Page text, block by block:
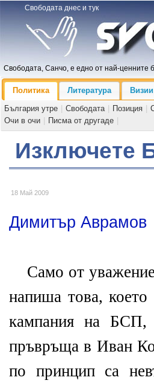
Свободата днес и тук
Свободата, Санчо, е едно от най-ценните
Политика Литература Визии
България утре
Свободата Позиция
Очи в очи
Писма от другаде
Изключете
18 Май 2009
Димитър Аврамов
Само от
напиша това, което
кампания на БСП,
пръвръща в Иван
по принцип са